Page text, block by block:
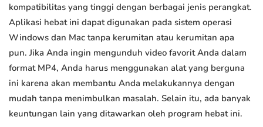
kompatibilitas yang tinggi dengan berbagai jenis perangkat.
Aplikasi hebat ini dapat digunakan pada sistem operasi
Windows dan Mac tanpa kerumitan atau kerumitan apa
pun. Jika Anda ingin mengunduh video favorit Anda dalam
format MP4, Anda harus menggunakan alat yang berguna
ini karena akan membantu Anda melakukannya dengan
mudah tanpa menimbulkan masalah. Selain itu, ada banyak
keuntungan lain yang ditawarkan oleh program hebat ini.